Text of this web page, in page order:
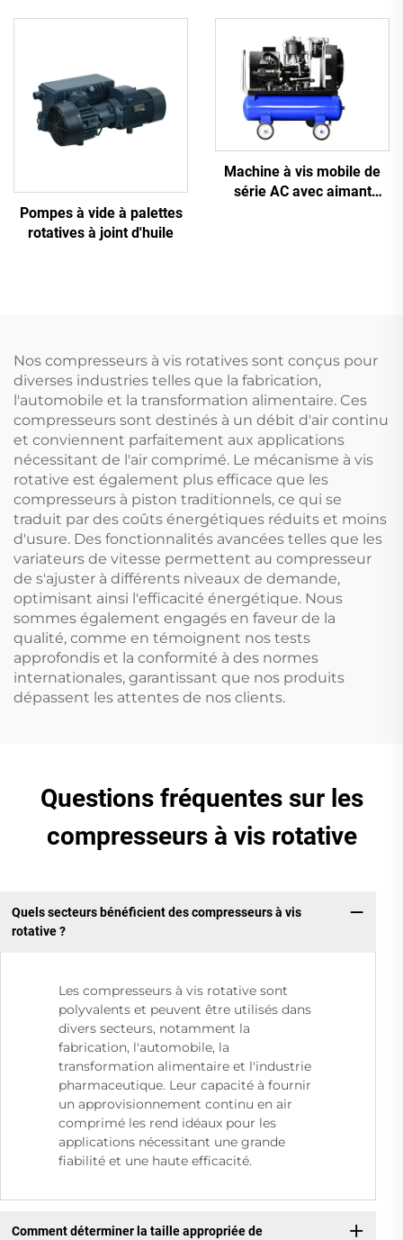
triphasée
Pompes à vide à palettes
rotatives à joint d'huile
Machine à vis mobile de
série AC avec aimant
Nos compresseurs à vis rotatives sont conçus pour
diverses industries telles que la fabrication,
l'automobile et la transformation alimentaire. Ces
compresseurs sont destinés à un débit d'air continu
et conviennent parfaitement aux applications
nécessitant de l'air comprimé. Le mécanisme à vis
rotative est également plus efficace que les
compresseurs à piston traditionnels, ce qui se
traduit par des coûts énergétiques réduits et moins
d'usure. Des fonctionnalités avancées telles que les
variateurs de vitesse permettent au compresseur
de s'ajuster à différents niveaux de demande,
optimisant ainsi l'efficacité énergétique. Nous
sommes également engagés en faveur de la
qualité, comme en témoignent nos tests
approfondis et la conformité à des normes
internationales, garantissant que nos produits
dépassent les attentes de nos clients.
Questions fréquentes sur les
compresseurs à vis rotative
Quels secteurs bénéficient des compresseurs à vis
rotative ?
Les compresseurs à vis rotative sont
polyvalents et peuvent être utilisés dans
divers secteurs, notamment la
fabrication, l'automobile, la
transformation alimentaire et l'industrie
pharmaceutique. Leur capacité à fournir
un approvisionnement continu en air
comprimé les rend idéaux pour les
applications nécessitant une grande
fiabilité et une haute efficacité.
Comment déterminer la taille appropriée de